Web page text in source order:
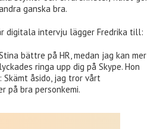
ganska bra.
digitala intervju lägger Fredrika till:
bättre på HR, medan jag kan mer
ringa upp dig på Skype. Hon
åsido, jag tror vårt
på bra personkemi.